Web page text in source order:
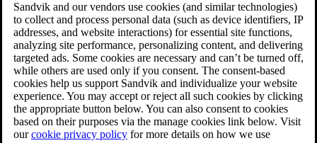
Sandvik and our vendors use cookies (and similar technologies)
to collect and process personal data (such as device identifiers, IP
addresses, and website interactions) for essential site functions,
analyzing site performance, personalizing content, and delivering
targeted ads. Some cookies are necessary and can’t be turned off,
while others are used only if you consent. The consent-based
cookies help us support Sandvik and individualize your website
experience. You may accept or reject all such cookies by clicking
the appropriate button below. You can also consent to cookies
based on their purposes via the manage cookies link below. Visit
ourcookie privacy policy for more details on how we use